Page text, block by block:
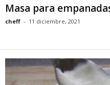
Masa para
cheff - 11 diciembre, 2021